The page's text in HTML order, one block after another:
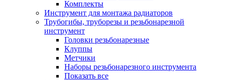
Комплекты
Инструмент для монтажа радиаторов
Трубогибы, труборезы и резьбонарезной
инструмент
Головки резьбонарезные
Клуппы
Метчики
Наборы резьбонарезного инструмента
Показать все